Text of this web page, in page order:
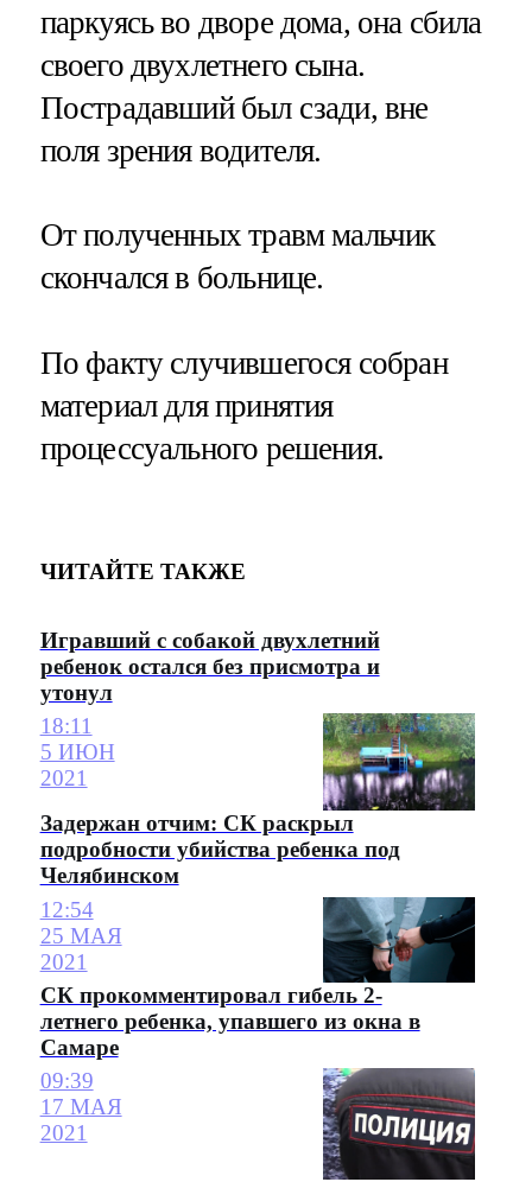
паркуясь во дворе дома, она сбила
своего двухлетнего сына.
Пострадавший был сзади, вне
поля зрения водителя.
От полученных травм мальчик
скончался в больнице.
По факту случившегося собран
материал для принятия
процессуального решения.
ЧИТАЙТЕ ТАКЖЕ
Игравший с собакой двухлетний
ребенок остался без присмотра и
утонул
18:11
5 ИЮН
2021
Задержан отчим: СК раскрыл
подробности убийства ребенка под
Челябинском
12:54
25 МАЯ
2021
СК прокомментировал гибель 2-
летнего ребенка, упавшего из окна в
Самаре
09:39
17 МАЯ
2021